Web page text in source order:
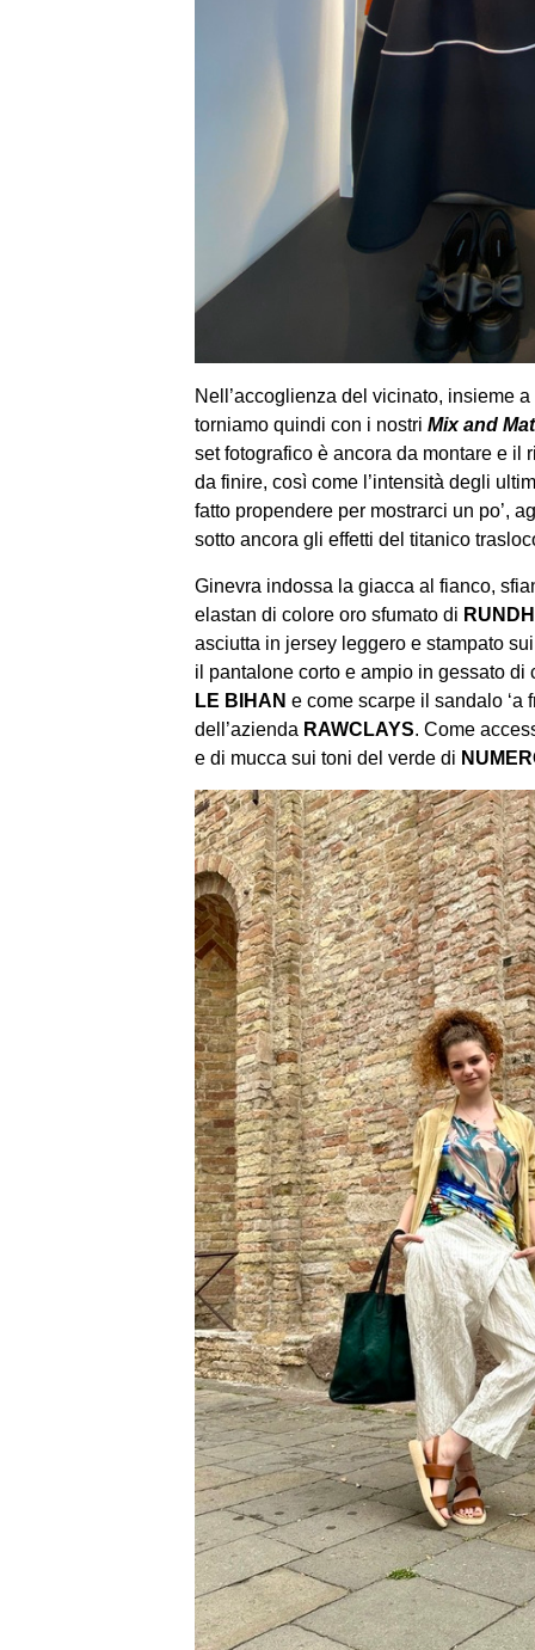
Nell’accoglienza del vicinato, insieme
torniamo quindi con i nostri Mix and
set fotografico è ancora da montare e il
da finire, così come l’intensità degli
fatto propendere per mostrarci un po’,
sotto ancora gli effetti del titanico
Ginevra indossa la giacca al fianco,
elastan di colore oro sfumato di
asciutta in jersey leggero e stampato
il pantalone corto e ampio in gessato
LE BIHAN e come scarpe il sandalo ‘a
dell’azienda RAWCLAYS. Come
e di mucca sui toni del verde di